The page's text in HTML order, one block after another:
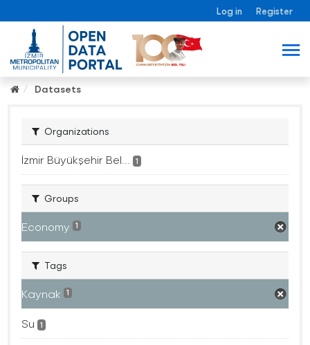
Log in Register
Datasets
Organizations
İzmir Büyükşehir Bel... 1
Groups
Economy 1
Tags
Kaynak 1
Su 1